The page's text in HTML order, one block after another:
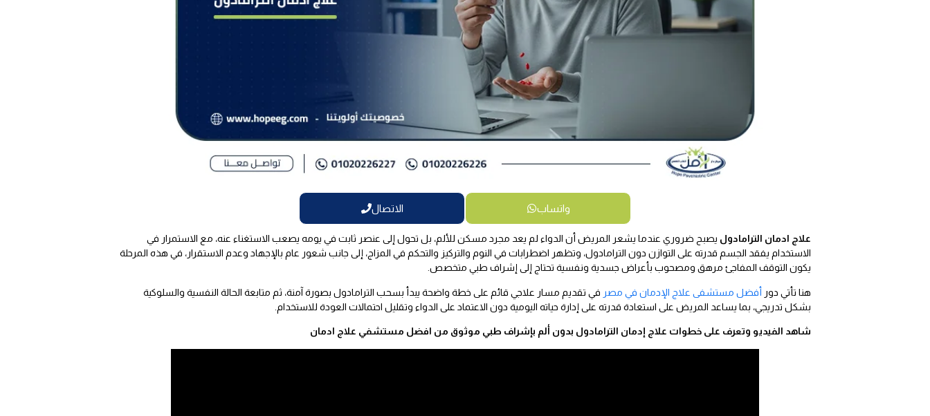
واتساب الاتصال
علاج ادمان الترامادول يصبح ضروري عندما يشعر المريض أن الدواء لم يعد مجرد مسكن للألم، بل تحول إلى عنصر ثابت في يومه يصعب الاستغناء عنه، مع الاستمرار في
الاستخدام يفقد الجسم قدرته على التوازن دون الترامادول، وتظهر اضطرابات في النوم والتركيز والتحكم في المزاج، إلى جانب شعور عام بالإجهاد وعدم الاستقرار، في هذه المرحلة
يكون التوقف المفاجئ مرهق ومصحوب بأعراض جسدية ونفسية تحتاج إلى إشراف طبي متخصص.
هنا تأتي دور أفضل مستشفى علاج الإدمان في مصر في تقديم مسار علاجي قائم على خطة واضحة يبدأ بسحب الترامادول بصورة آمنة، ثم متابعة الحالة النفسية والسلوكية
بشكل تدريجي، بما يساعد المريض على استعادة قدرته على إدارة حياته اليومية دون الاعتماد على الدواء وتقليل احتمالات العودة للاستخدام.
شاهد الفيديو وتعرف على خطوات علاج إدمان الترامادول بدون ألم بإشراف طبي موثوق من افضل مستشفي علاج ادمان